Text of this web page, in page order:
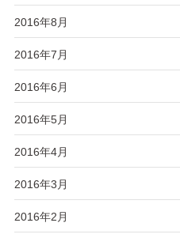
2016年8月
2016年7月
2016年6月
2016年5月
2016年4月
2016年3月
2016年2月